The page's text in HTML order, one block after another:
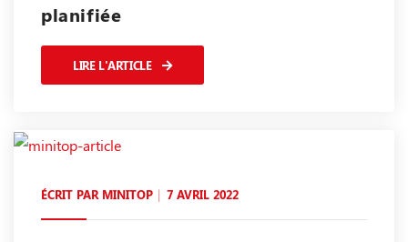
planifiée
LIRE L'ARTICLE
ÉCRIT PAR MINITOP 7 AVRIL 2022